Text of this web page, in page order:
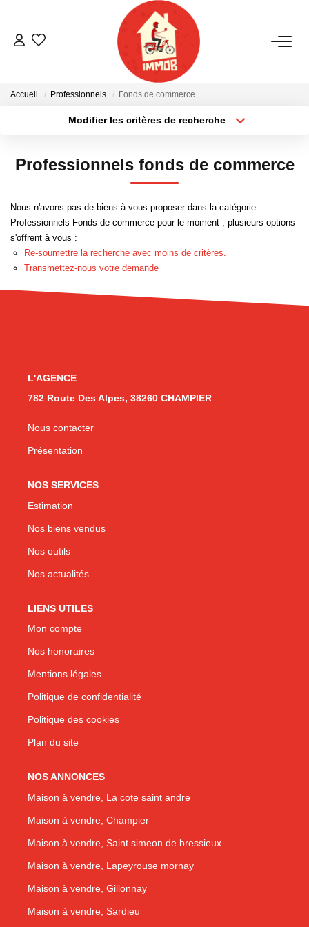
ACHETER
Qui Sommes-Nous
Notre Équipe
Nous Rejoindre
Nos Actualités
Accueil Professionnels Fonds de commerce
Modifier les critères de recherche
Plus de critères Créer une alerte
Professionnels fonds de commerce
Nous n'avons pas de biens à vous proposer dans la catégorie
Professionnels Fonds de commerce pour le moment , plusieurs options
s'offrent à vous :
Re-soumettre la recherche avec moins de critères.
Transmettez-nous votre demande
L'AGENCE
782 Route Des Alpes, 38260 CHAMPIER
Nous contacter
Présentation
NOS SERVICES
Estimation
Nos biens vendus
Nos outils
Nos actualités
LIENS UTILES
Mon compte
Nos honoraires
Mentions légales
Politique de confidentialité
Politique des cookies
Plan du site
NOS ANNONCES
Maison à vendre, La cote saint andre
Maison à vendre, Champier
Maison à vendre, Saint simeon de bressieux
Maison à vendre, Lapeyrouse mornay
Maison à vendre, Gillonnay
Maison à vendre, Sardieu